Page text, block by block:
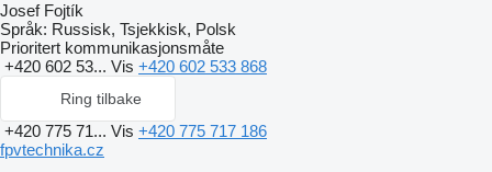
Josef Fojtík
Språk: Russisk, Tsjekkisk, Polsk
Prioritert kommunikasjonsmåte
+420 602 53... Vis +420 602 533 868
Ring tilbake
+420 775 71... Vis +420 775 717 186
fpvtechnika.cz